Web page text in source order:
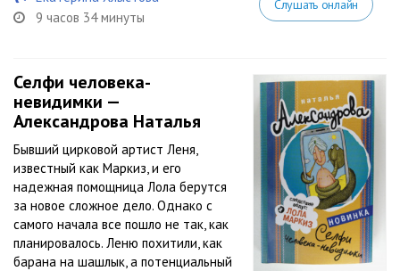
9 часов 34 минуты
Слушать онлайн
Селфи человека-
невидимки —
Александрова Наталья
Бывший цирковой артист Леня,
известный как Маркиз, и его
надежная помощница Лола берутся
за новое сложное дело. Однако с
самого начала все пошло не так, как
планировалось. Леню похитили, как
барана на шашлык, а потенциальный